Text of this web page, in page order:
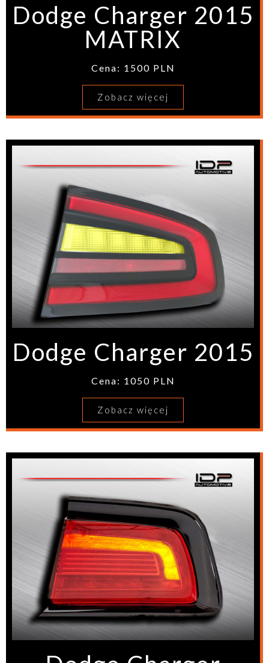
Dodge Charger 2015
MATRIX
Cena: 1500 PLN
Zobacz więcej
Dodge Charger 2015
Cena: 1050 PLN
Zobacz więcej